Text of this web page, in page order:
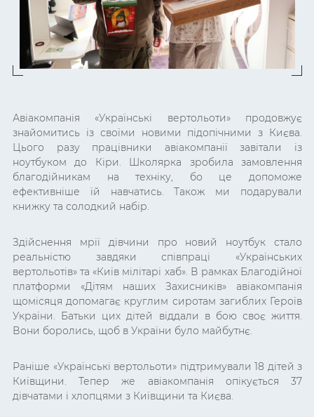
Авіакомпанія «Українські вертольоти» продовжує
знайомитись із своїми новими підопічними з Києва.
Цього разу працівники авіакомпанії завітали із
ноутбуком до Кіри. Школярка зробила замовлення
благодійникам на техніку, бо це допоможе
ефективніше їй навчатись. Також ми подарували
книжку та солодкий набір.
Здійснення мрії дівчини про новий ноутбук стало
реальністю завдяки співпраці «Українських
вертольотів» та «Київ мілітарі хаб». В рамках Благодійної
платформи «Дітям наших Захисників» авіакомпанія
щомісяця допомагає круглим сиротам загиблих Героїв
України. Батьки цих дітей віддали в бою своє життя.
Вони боролись, щоб в України було майбутнє.
Раніше «Українські вертольоти» підтримували 18 дітей з
Київщини. Тепер же авіакомпанія опікується 37
дівчатами і хлопцями з Київщини та Києва.